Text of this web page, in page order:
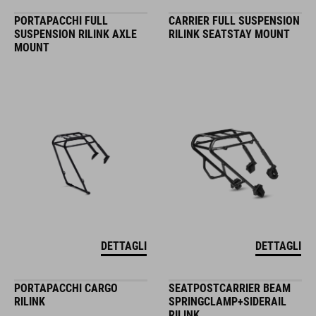
PORTAPACCHI FULL
SUSPENSION RILINK AXLE
MOUNT
DETTAGLI
CARRIER FULL SUSPENSION
RILINK SEATSTAY MOUNT
DETTAGLI
PORTAPACCHI CARGO
RILINK
SEATPOSTCARRIER BEAM
SPRINGCLAMP+SIDERAIL